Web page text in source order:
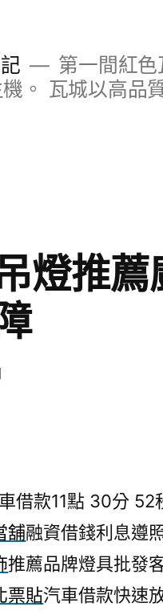
第一間紅
。 瓦城以高品
燈推
借款11點 30分 52
舖融資借錢利息遵
推薦品牌燈具批發
票貼汽車借款快速